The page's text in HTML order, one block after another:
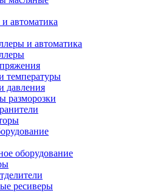
автоматика
и автоматика
температуры
давления
разморозки
оборудование
ресиверы